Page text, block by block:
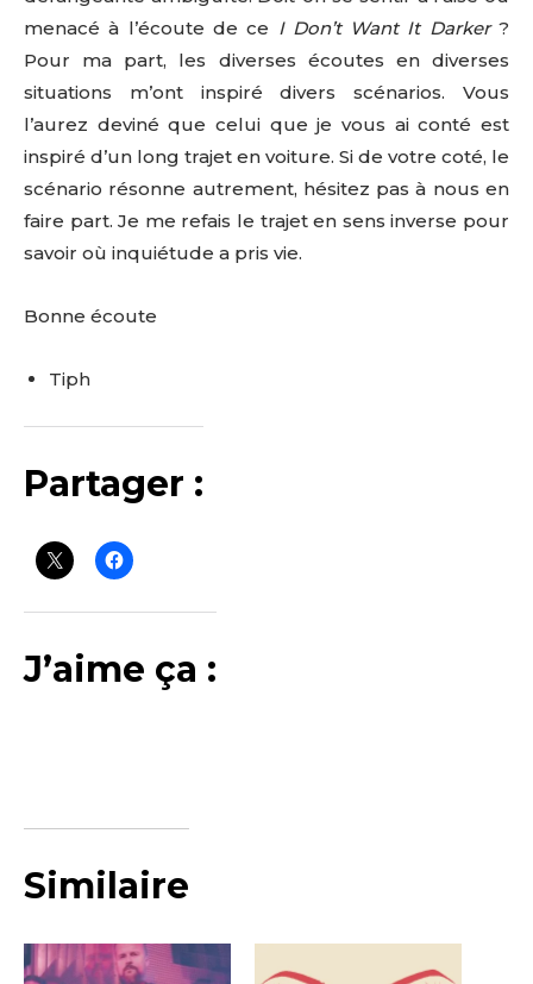
menacé à l’écoute de ce I Don’t Want It Darker?
Pour ma part, les diverses écoutes en diverses
situations m’ont inspiré divers scénarios. Vous
l’aurez deviné que celui que je vous ai conté est
inspiré d’un long trajet en voiture. Si de votre coté, le
scénario résonne autrement, hésitez pas à nous en
faire part. Je me refais le trajet en sens inverse pour
savoir où inquiétude a pris vie.
Bonne écoute
Tiph
Partager :
J’aime ça :
Similaire